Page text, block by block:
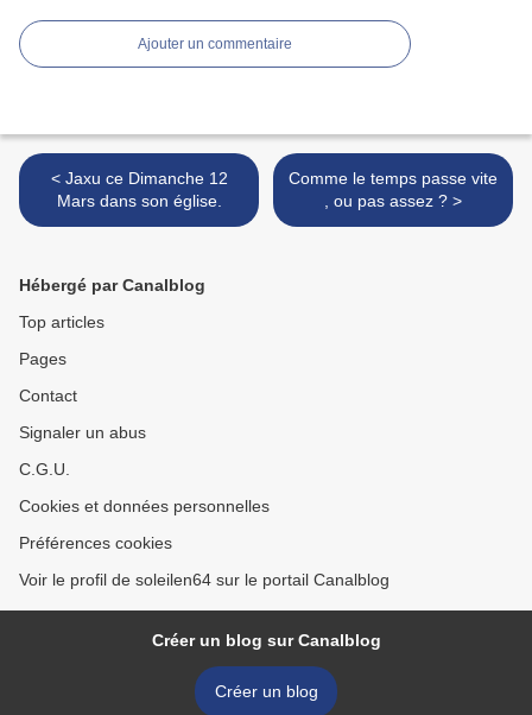
Ajouter un commentaire
< Jaxu ce Dimanche 12
Mars dans son église.
Comme le temps passe vite
, ou pas assez ? >
Hébergé par Canalblog
Top articles
Pages
Contact
Signaler un abus
C.G.U.
Cookies et données personnelles
Préférences cookies
Voir le profil de soleilen64 sur le portail Canalblog
Créer un blog sur Canalblog
Créer un blog